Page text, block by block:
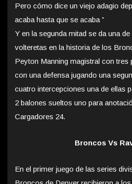
Pero cómo dice un viejo adagio
acaba hasta que se acaba ”
Y en la segunda mitad se da una
volteretas en la historia de los
Peyton Manning magistral con tres
con una defensa jugando una
cuatro intercepciones una de ellas
2 balones sueltos uno para
Cargadores 24.
Broncos Vs
En el primer juego de las series